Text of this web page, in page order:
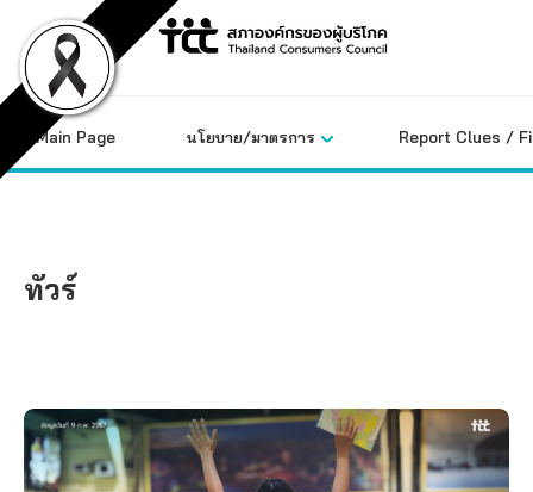
content
Main Page นโยบาย/มาตรการ Report Clues /
ทัวร์